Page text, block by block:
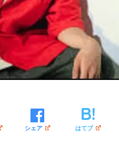
シェア はてブ